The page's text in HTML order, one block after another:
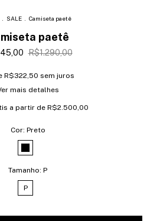
SALE Camiseta paetê
paetê
R$1.290,00
R$322,50 sem juros
mais detalhes
a partir de R$2.500,00
Cor: Preto
Tamanho: P
P